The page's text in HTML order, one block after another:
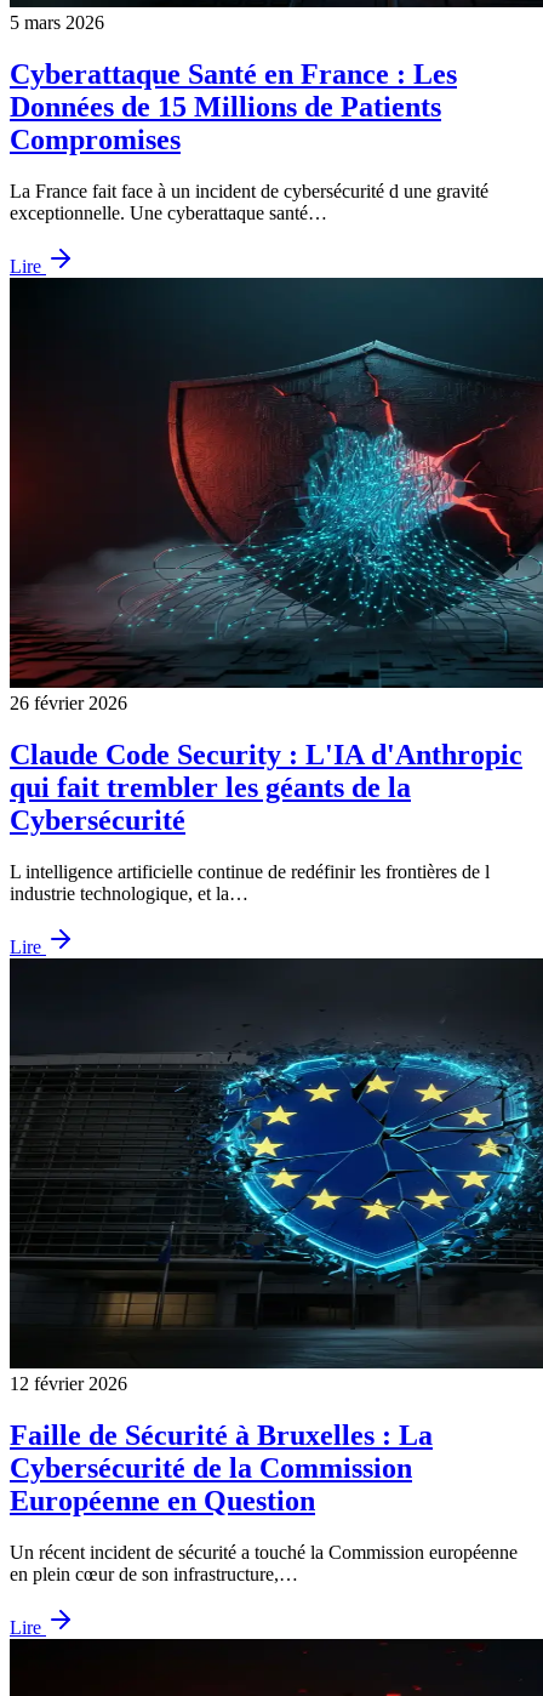
5 mars 2026
Cyberattaque Santé en France : Les
Données de 15 Millions de Patients
Compromises
La France fait face à un incident de cybersécurité d une gravité
exceptionnelle. Une cyberattaque santé…
Lire
26 février 2026
Claude Code Security : L'IA d'Anthropic
qui fait trembler les géants de la
Cybersécurité
L intelligence artificielle continue de redéfinir les frontières de l
industrie technologique, et la…
Lire
12 février 2026
Faille de Sécurité à Bruxelles : La
Cybersécurité de la Commission
Européenne en Question
Un récent incident de sécurité a touché la Commission européenne
en plein cœur de son infrastructure,…
Lire